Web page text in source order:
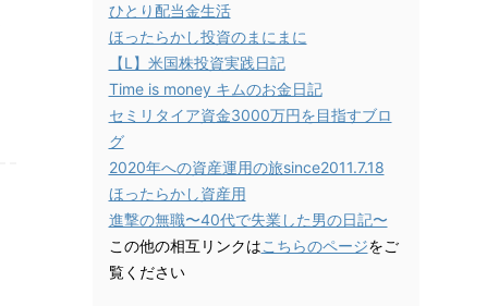
ひとり配当金生活
ほったらかし投資のまにまに
【L】米国株投資実践日記
Time is money キムのお金日記
セミリタイア資金3000万円を目指すブロ
グ
2020年への資産運用の旅since2011.7.18
ほったらかし資産用
進撃の無職〜40代で失業した男の日記〜
この他の相互リンクはこちらのページをご
覧ください